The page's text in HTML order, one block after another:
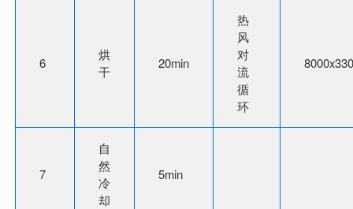
6
烘
干
20min
热
风
对
流
循
环
7
自
然
冷
却
5min